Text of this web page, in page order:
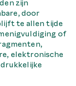
zijn
door
te allen tijde
of
elektronische